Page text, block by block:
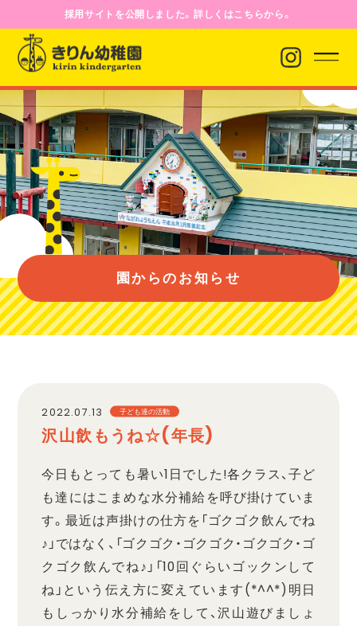
採用サイトを公開しました。詳しくはこちらから。
園からのお知らせ
園について
園のようす
バス経路
プライバシーポリシー
園からのお知らせ
2022.07.13 子ども達の活動
沢山飲もうね☆(年長)
今日もとっても暑い1日でした!各クラス、子ど
も達にはこまめな水分補給を呼び掛けていま
す。最近は声掛けの仕方を「ゴクゴク飲んでね
♪」ではなく、「ゴクゴク・ゴクゴク・ゴクゴク・ゴ
クゴク飲んでね♪」「10回ぐらいゴックンして
ね」という伝え方に変えています(*^^*)明日
もしっかり水分補給をして、沢山遊びましょ